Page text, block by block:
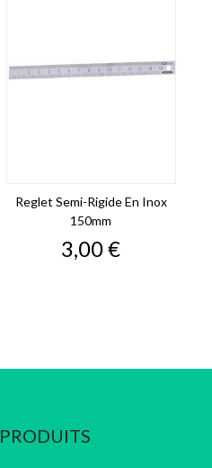
Reglet Semi-Rigide En Inox
150mm
Prix
3,00 €
PRODUITS